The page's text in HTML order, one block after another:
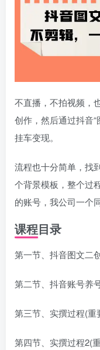
不直播，不拍视频，
创作，然后通过抖音
挂车变现。
流程也十分简单，找
个背景模板，整个过
的账号，我公司一个
课程目录
第一节、抖音图文二
第二节、抖音账号养
第三节、实撰过程(重
第四节、实撰过程2(